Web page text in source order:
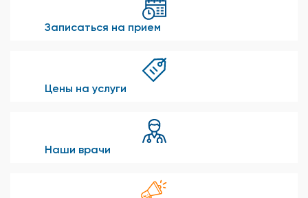
Записаться на прием
Цены на услуги
Наши врачи